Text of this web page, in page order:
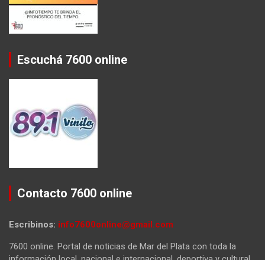
Escuchá 7600 online
Contacto 7600 online
Escribinos: info7600online@gmail.com
7600 online. Portal de noticias de Mar del Plata con toda la